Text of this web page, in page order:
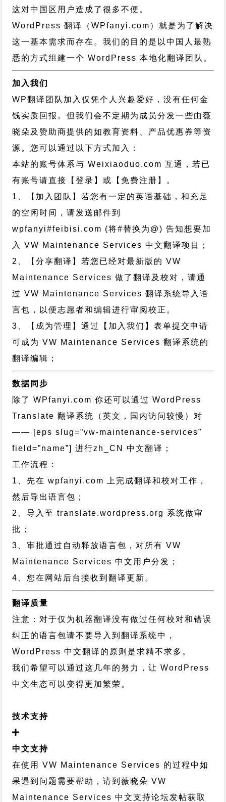
这对中国区用户造成了很多不便。
WordPress 翻译（WPfanyi.com） 就是为了解决
这一基本需求而存在。我们的目的是以中国人最熟
悉的方式组建一个 WordPress 本地化翻译团队。
加入我们
WP翻译团队加入仅凭个人兴趣爱好，没有任何金
钱实质回报。但我们会不定期为成员分发一些由薇
晓朵及赞助商提供的如教育资料、产品优惠券等资
源。您可以通过以下方式加入：
本站的账号体系与Weixiaoduo.com 互通，若已
有账号请直接【登录】或【免费注册】。
1、【加入团队】若您有一定的英语基础，和充足
的空闲时间，请发送邮件到
wpfanyi#feibisi.com (将#替换为@) 告知想要加
入 VW Maintenance Services 中文翻译项目；
2、【分享翻译】若您已经对最新版的 VW
Maintenance Services 做了翻译及校对，请通
过 VW Maintenance Services 翻译系统导入语
言包，以便志愿者和编辑进行审阅校正。
3、【成为管理】通过【加入我们】表单提交申请
可成为 VW Maintenance Services 翻译系统的
翻译编辑；
数据同步
除了 WPfanyi.com 你还可以通过WordPress
Translate 翻译系统（英文，国内访问较慢）对
—— [eps slug=”vw-maintenance-services”
field=”name”]进行zh_CN
中文翻译；
工作流程：
1、先在 wpfanyi.com 上完成翻译和校对工作，
然后导出语言包；
2、导入至 translate.wordpress.org 系统做审
批；
3、审批通过自动释放语言包，对所有 VW
Maintenance Services 中文用户分发；
4、您在网站后台接收到翻译更新。
翻译质量
注意：对于仅为机器翻译没有做过任何校对和错误
纠正的语言包请不要导入到翻译系统中，
WordPress 中文翻译的原则 是求精不求多。
我们希望可以通过这几年的努力，让 WordPress
中文生态可以变得更加繁荣。
技术支持
中文支持
在使用 VW Maintenance Services 的过程中如
果遇到问题需要帮助，请到薇晓朵 VW
Maintenance Services 中文支持论坛发帖获取